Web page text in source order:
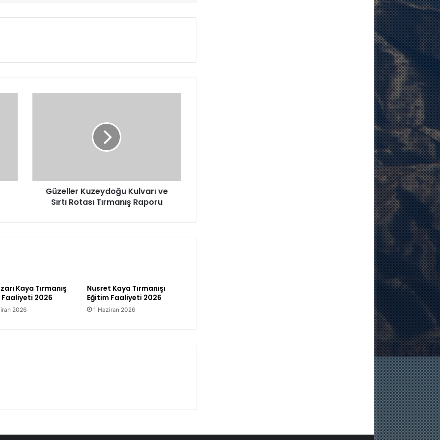
K
y
l
v
Güzeller Kuzeydoğu Kulvarı ve
Sırtı Rotası Tırmanış Raporu
Kaya Tırmanış
Faaliyeti 2026
2026
Nusret Kaya Tırmanışı
Eğitim Faaliyeti 2026
1 Haziran 2026